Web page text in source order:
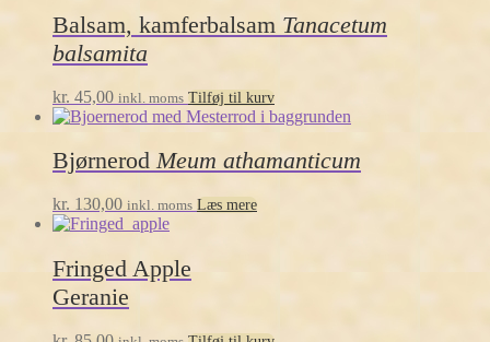
Balsam, kamferbalsam Tanacetum
balsamita
kr. 45,00 inkl. moms Tilføj til kurv
BjørnerodMeum athamanticum
kr. 130,00 inkl. moms Læs mere
Fringed Apple
Geranie